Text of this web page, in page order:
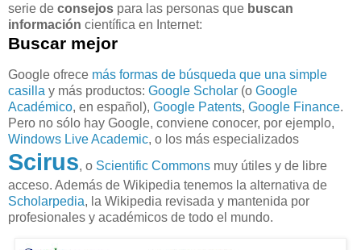
serie de consejos para las personas que buscan
información científica en Internet:
Buscar mejor
Google ofrece más formas de búsqueda que una simple
casilla y más productos: Google Scholar (o Google
Académico, en español), Google Patents, Google Finance.
Pero no sólo hay Google, conviene conocer, por ejemplo,
Windows Live Academic, o los más especializados
Scirus, o Scientific Commons muy útiles y de libre
acceso. Además de Wikipedia tenemos la alternativa de
Scholarpedia, la Wikipedia revisada y mantenida por
profesionales y académicos de todo el mundo.